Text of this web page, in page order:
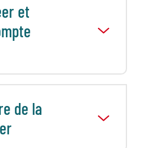
et
de la